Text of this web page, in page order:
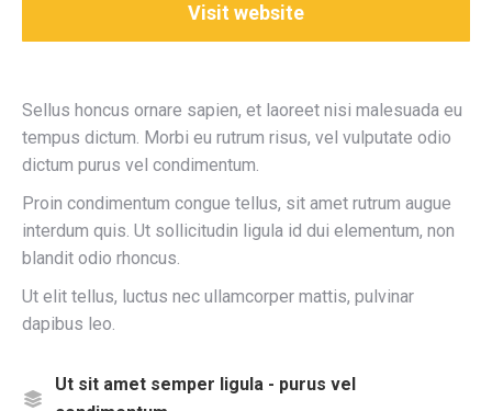
Visit website
Sellus honcus ornare sapien, et laoreet nisi malesuada eu
tempus dictum. Morbi eu rutrum risus, vel vulputate odio
dictum purus vel condimentum.
Proin condimentum congue tellus, sit amet rutrum augue
interdum quis. Ut sollicitudin ligula id dui elementum, non
blandit odio rhoncus.
Ut elit tellus, luctus nec ullamcorper mattis, pulvinar
dapibus leo.
Ut sit amet semper ligula - purus vel